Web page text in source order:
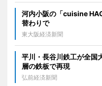
河内小阪の「cuisine
替わりで
東大阪経済新聞
平川・長谷川鉄工が全
層の鉄板で再現
弘前経済新聞